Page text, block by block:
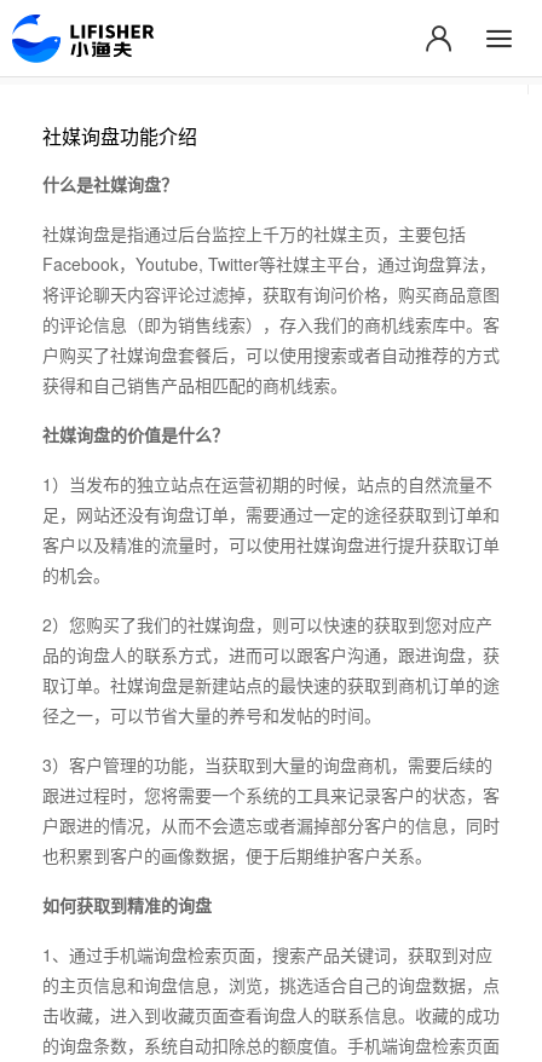
社媒询盘功能介绍
什么是社媒询盘？
社媒询盘是指通过后台监控上千万的社媒主页，主要包括
Facebook，Youtube, Twitter等社媒主平台，通过询盘算法，
将评论聊天内容评论过滤掉，获取有询问价格，购买商品意图
的评论信息（即为销售线索），存入我们的商机线索库中。客
户购买了社媒询盘套餐后，可以使用搜索或者自动推荐的方式
获得和自己销售产品相匹配的商机线索。
社媒询盘的价值是什么？
1）当发布的独立站点在运营初期的时候，站点的自然流量不
足，网站还没有询盘订单，需要通过一定的途径获取到订单和
客户以及精准的流量时，可以使用社媒询盘进行提升获取订单
的机会。
2）您购买了我们的社媒询盘，则可以快速的获取到您对应产
品的询盘人的联系方式，进而可以跟客户沟通，跟进询盘，获
取订单。社媒询盘是新建站点的最快速的获取到商机订单的途
径之一，可以节省大量的养号和发帖的时间。
3）客户管理的功能，当获取到大量的询盘商机，需要后续的
跟进过程时，您将需要一个系统的工具来记录客户的状态，客
户跟进的情况，从而不会遗忘或者漏掉部分客户的信息，同时
也积累到客户的画像数据，便于后期维护客户关系。
如何获取到精准的询盘
1、通过手机端询盘检索页面，搜索产品关键词，获取到对应
的主页信息和询盘信息，浏览，挑选适合自己的询盘数据，点
击收藏，进入到收藏页面查看询盘人的联系信息。收藏的成功
的询盘条数，系统自动扣除总的额度值。手机端询盘检索页面